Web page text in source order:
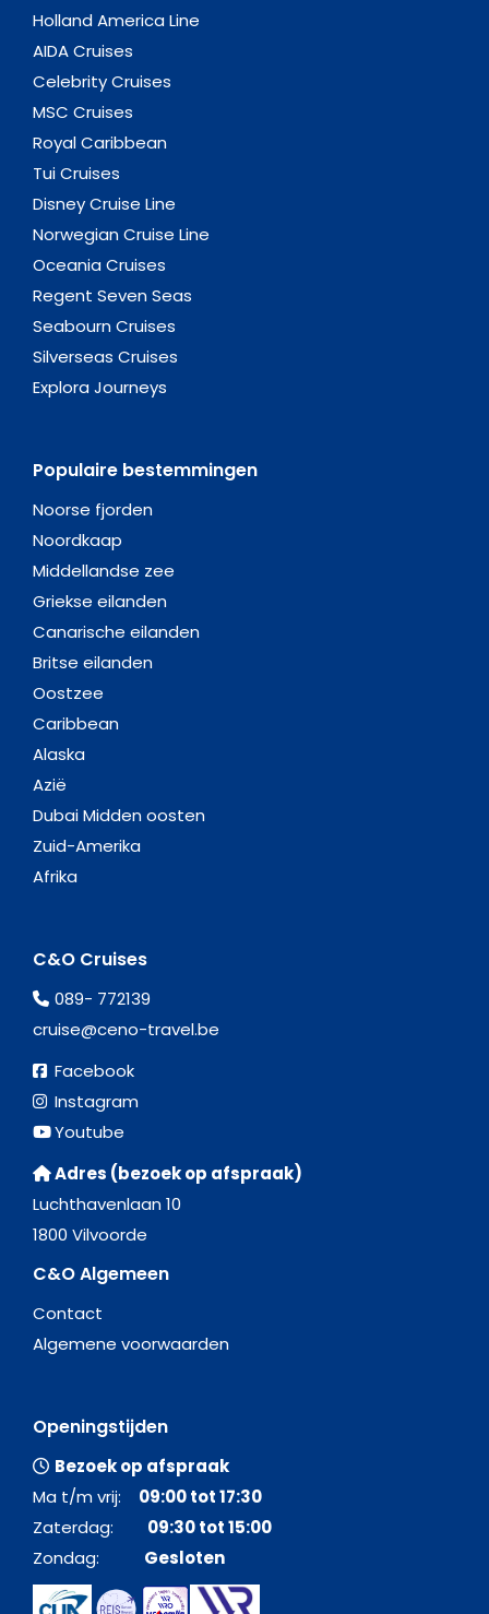
Holland America Line
AIDA Cruises
Celebrity Cruises
MSC Cruises
Royal Caribbean
Tui Cruises
Disney Cruise Line
Norwegian Cruise Line
Oceania Cruises
Regent Seven Seas
Seabourn Cruises
Silverseas Cruises
Explora Journeys
Populaire bestemmingen
Noorse fjorden
Noordkaap
Middellandse zee
Griekse eilanden
Canarische eilanden
Britse eilanden
Oostzee
Caribbean
Alaska
Azië
Dubai Midden oosten
Zuid-Amerika
Afrika
C&O Cruises
089- 772139
cruise@ceno-travel.be
Facebook
Instagram
Youtube
Adres (bezoek op afspraak)
Luchthavenlaan 10
1800 Vilvoorde
C&O Algemeen
Contact
Algemene voorwaarden
Openingstijden
Bezoek op afspraak
Ma t/m vrij: 09:00 tot 17:30
Zaterdag: 09:30 tot 15:00
Zondag: Gesloten